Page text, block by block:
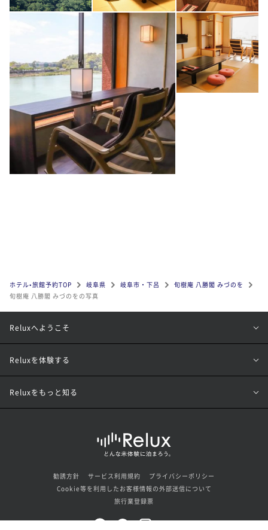
ホテル•旅館予約TOP 岐阜県 岐阜市・下呂
旬樹庵 八勝閣 みづのを
旬樹庵 八勝閣 みづのをの写真
Reluxへようこそ
Reluxを体験する
Reluxをもっと知る
勧誘方針 サービス利用規約
プライバシーポリシー
Cookie等を利用したお客様情報の外部送信について
旅行業登録票